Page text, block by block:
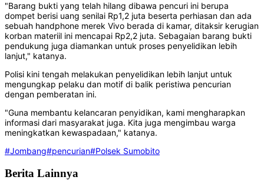
"Barang bukti yang telah hilang dibawa pencuri ini berupa
dompet berisi uang senilai Rp1,2 juta beserta perhiasan dan ada
sebuah handphone merek Vivo berada di kamar, ditaksir kerugian
korban materiil ini mencapai Rp2,2 juta. Sebagaian barang bukti
pendukung juga diamankan untuk proses penyelidikan lebih
lanjut," katanya.
Polisi kini tengah melakukan penyelidikan lebih lanjut untuk
mengungkap pelaku dan motif di balik peristiwa pencurian
dengan pemberatan ini.
"Guna membantu kelancaran penyidikan, kami mengharapkan
informasi dari masyarakat juga. Kita juga mengimbau warga
meningkatkan kewaspadaan," katanya.
#Jombang#pencurian#Polsek Sumobito
Berita Lainnya